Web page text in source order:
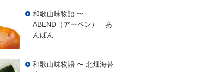
和歌山味物語 〜
ABEND（アーベン） あ
んぱん
和歌山味物語 〜 北畑海苔